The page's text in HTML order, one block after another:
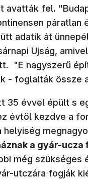
avatták fel.
adatik át
Ujság,
"E nagyszerű
- foglalták össze
35 évvel épült s
évtől kezdve a
a gyár-
még
utczára fogják